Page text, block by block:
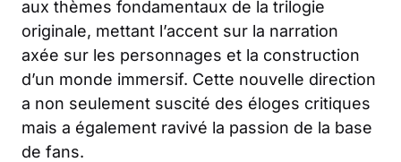
aux thèmes fondamentaux de la trilogie
originale, mettant l’accent sur la narration
axée sur les personnages et la construction
d’un monde immersif. Cette nouvelle direction
a non seulement suscité des éloges critiques
mais a également ravivé la passion de la base
de fans.